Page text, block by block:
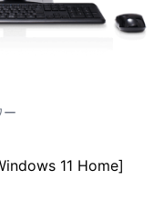
ー
11 Home]